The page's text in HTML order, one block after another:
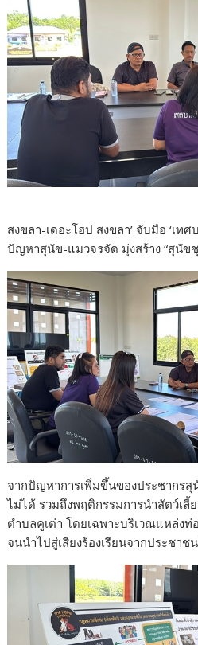
สงขลา-เดอะโฮป สงขลา’ จับมือ ‘เท
ปัญหาสุนัข-แมวจรจัด มุ่งสร้าง “สุนั
จากปัญหาการเพิ่มขึ้นของประชากร
ไม่ได้ รวมถึงพฤติกรรมการนำสัตว์เลี้
ตำบลคูเต่า โดยเฉพาะบริเวณแหล่ง
จนนำไปสู่เสียงร้องเรียนจากประชา